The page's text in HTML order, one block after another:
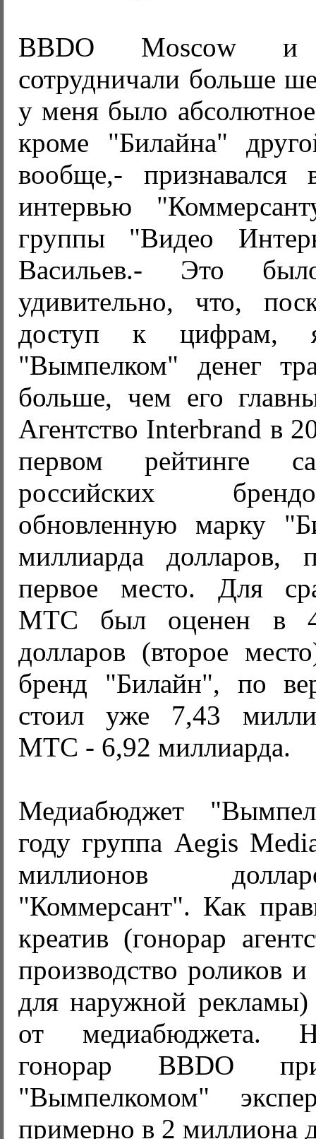
BBDO Moscow и
сотрудничали больше
у меня было
кроме "Билайна"
вообще,-
интервью
группы "Видео
Васильев.- Это
удивительно, что,
доступ к цифрам,
"Вымпелком" денег
больше, чем его
Агентство Interbrand в
первом рейтинге
российских
обновленную марку
миллиарда долларов,
первое место. Для
МТС был оценен в
долларов (второе
бренд "Билайн", по
стоил уже 7,43
МТС - 6,92 миллиарда.
Медиабюджет
году группа Aegis
миллионов
"Коммерсант". Как
креатив (гонорар
производство роликов и
для наружной рекламы)
от медиабюджета.
гонорар BBDO
"Вымпелкомом"
примерно в 2 миллиона